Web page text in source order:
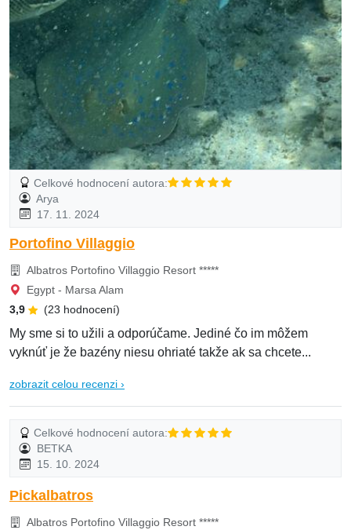
Celkové hodnocení autora:
Arya
17. 11. 2024
Portofino Villaggio
Albatros Portofino Villaggio Resort *****
Egypt - Marsa Alam
3,9
(23 hodnocení)
My sme si to užili a odporúčame. Jediné čo im môžem
vyknúť je že bazény niesu ohriaté takže ak sa chcete...
zobrazit celou recenzi ›
Celkové hodnocení autora:
BETKA
15. 10. 2024
Pickalbatros
Albatros Portofino Villaggio Resort *****